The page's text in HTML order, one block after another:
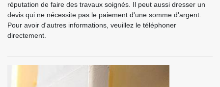
réputation de faire des travaux soignés. Il peut aussi dresser un
devis qui ne nécessite pas le paiement d'une somme d'argent.
Pour avoir d'autres informations, veuillez le téléphoner
directement.